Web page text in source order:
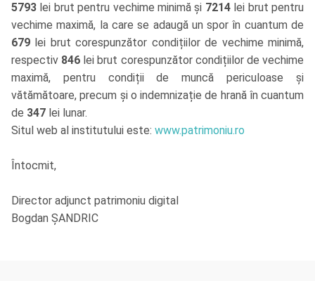
5793 lei brut pentru vechime minimă și 7214lei brut pentru
vechime maximă, la care se adaugă un spor în cuantum de
679 lei brut corespunzător condițiilor de vechime minimă,
respectiv 846 lei brut corespunzător condițiilor de vechime
maximă, pentru condiții de muncă periculoase și
vătămătoare, precum și o indemnizație de hrană în cuantum
de 347 lei lunar.
Situl web al institutului este: www.patrimoniu.ro
Întocmit,
Director adjunct patrimoniu digital
Bogdan ȘANDRIC